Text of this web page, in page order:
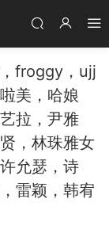
froggy，ujj
美，哈娘
拉，尹雅
，林珠雅女
允瑟，诗
雷颖，韩宥